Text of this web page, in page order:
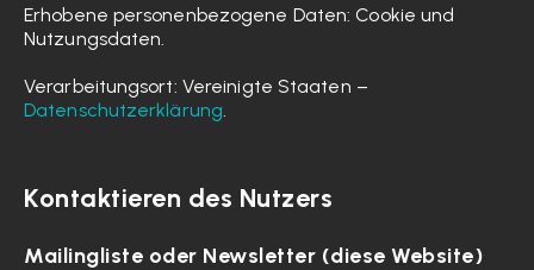
Erhobene personenbezogene Daten: Cookie und
Nutzungsdaten.
Verarbeitungsort: Vereinigte Staaten –
Datenschutzerklärung
Kontaktieren des Nutzers
Mailingliste oder Newsletter (diese Website)